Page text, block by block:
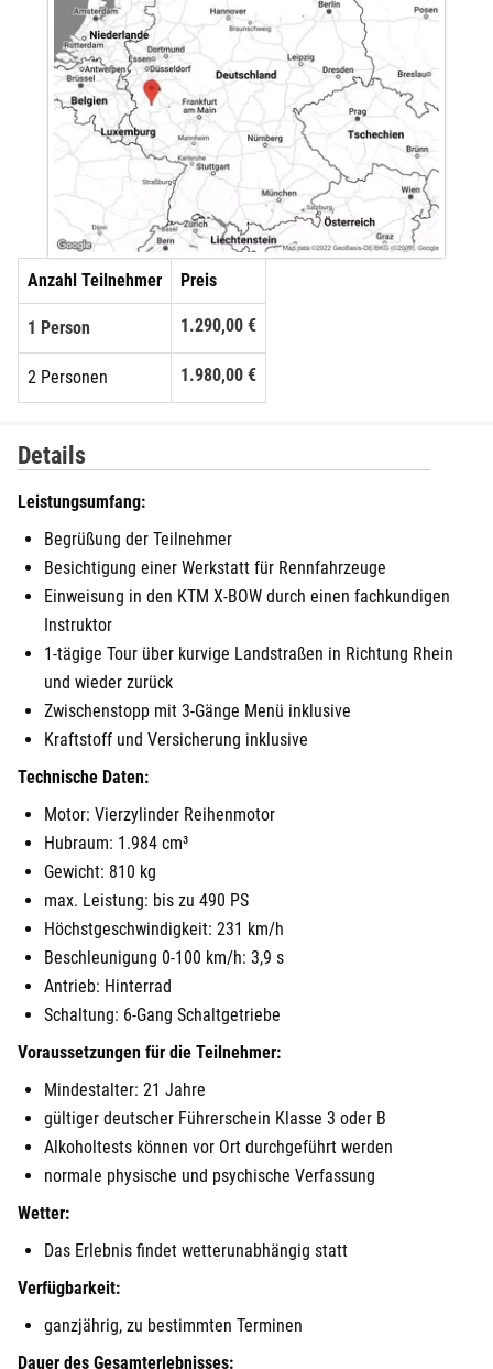
Anzahl Teilnehmer Preis
1 Person 1.290,00 €
2 Personen 1.980,00 €
Details
Leistungsumfang:
Begrüßung der Teilnehmer
Besichtigung einer Werkstatt für Rennfahrzeuge
Einweisung in den KTM X-BOW durch einen fachkundigen
Instruktor
1-tägige Tour über kurvige Landstraßen in Richtung Rhein
und wieder zurück
Zwischenstopp mit 3-Gänge Menü inklusive
Kraftstoff und Versicherung inklusive
Technische Daten:
Motor: Vierzylinder Reihenmotor
Hubraum: 1.984 cm³
Gewicht: 810 kg
max. Leistung: bis zu 490 PS
Höchstgeschwindigkeit: 231 km/h
Beschleunigung 0-100 km/h: 3,9 s
Antrieb: Hinterrad
Schaltung: 6-Gang Schaltgetriebe
Voraussetzungen für die Teilnehmer:
Mindestalter: 21 Jahre
gültiger deutscher Führerschein Klasse 3 oder B
Alkoholtests können vor Ort durchgeführt werden
normale physische und psychische Verfassung
Wetter:
Das Erlebnis findet wetterunabhängig statt
Verfügbarkeit:
ganzjährig, zu bestimmten Terminen
Dauer des Gesamterlebnisses: